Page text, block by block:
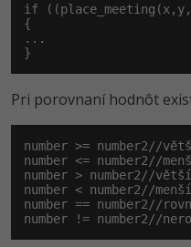
if
{
...
}
Pri porovnaní hodnôt
number >= number2//
number <= number2//
number > number2//větší
number < number2//menší
number == number2//
number != number2//